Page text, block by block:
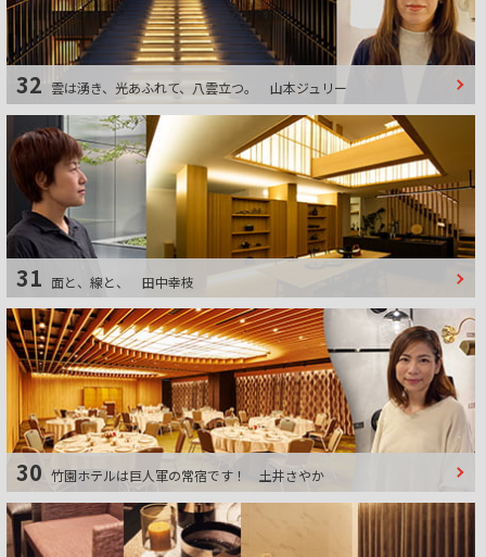
32 雲は湧き、光あふれて、八雲立つ。 山本ジュリー
31 面と、線と、 田中幸枝
30 竹園ホテルは巨人軍の常宿です！ 土井さやか